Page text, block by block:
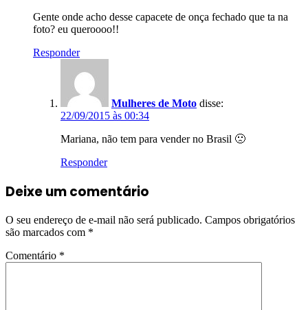
Gente onde acho desse capacete de onça fechado que ta na
foto? eu queroooo!!
Responder
Mulheres de Moto disse:
22/09/2015 às 00:34
Mariana, não tem para vender no Brasil 🙁
Responder
Deixe um comentário
O seu endereço de e-mail não será publicado. Campos obrigatórios
são marcados com *
Comentário *